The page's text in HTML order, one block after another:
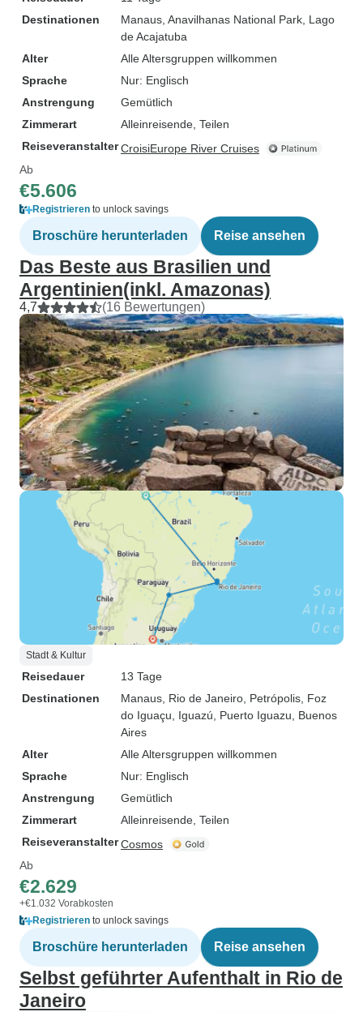
Destinationen
Manaus , Anavilhanas National Park , Lago
de Acajatuba
Alter
Alle Altersgruppen willkommen
Sprache
Nur: Englisch
Anstrengung
Gemütlich
Zimmerart
Alleinreisende, Teilen
ReiseveranstalterCroisiEurope River Cruises
Ab
€5.606
Registrieren to unlock savings
Broschüre herunterladen Reise ansehen
Das Beste aus Brasilien und
Argentinien(inkl. Amazonas)
4,7 (16 Bewertungen)
Stadt & Kultur
Reisedauer
13 Tage
Destinationen
Manaus , Rio de Janeiro , Petrópolis , Foz
do Iguaçu , Iguazú , Puerto Iguazu , Buenos
Aires
Alter
Alle Altersgruppen willkommen
Sprache
Nur: Englisch
Anstrengung
Gemütlich
Zimmerart
Alleinreisende, Teilen
ReiseveranstalterCosmos
Ab
€2.629
+€1.032 Vorabkosten
Registrieren to unlock savings
Broschüre herunterladen Reise ansehen
Selbst geführter Aufenthalt in Rio de
Janeiro